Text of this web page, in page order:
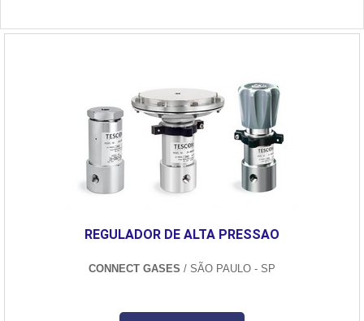
REGULADOR DE ALTA PRESSAO
CONNECT GASES / SÃO PAULO - SP